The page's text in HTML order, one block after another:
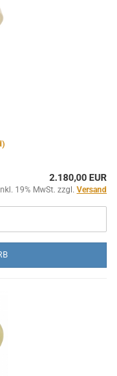
2.180,00 EUR
19% MwSt. zzgl. Versand